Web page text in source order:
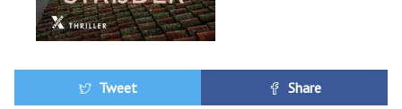
Tweet Share